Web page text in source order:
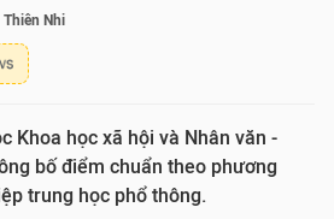
Thiên Nhi
Khoa học xã hội và Nhân văn -
bố điểm chuẩn theo phương
trung học phổ thông.